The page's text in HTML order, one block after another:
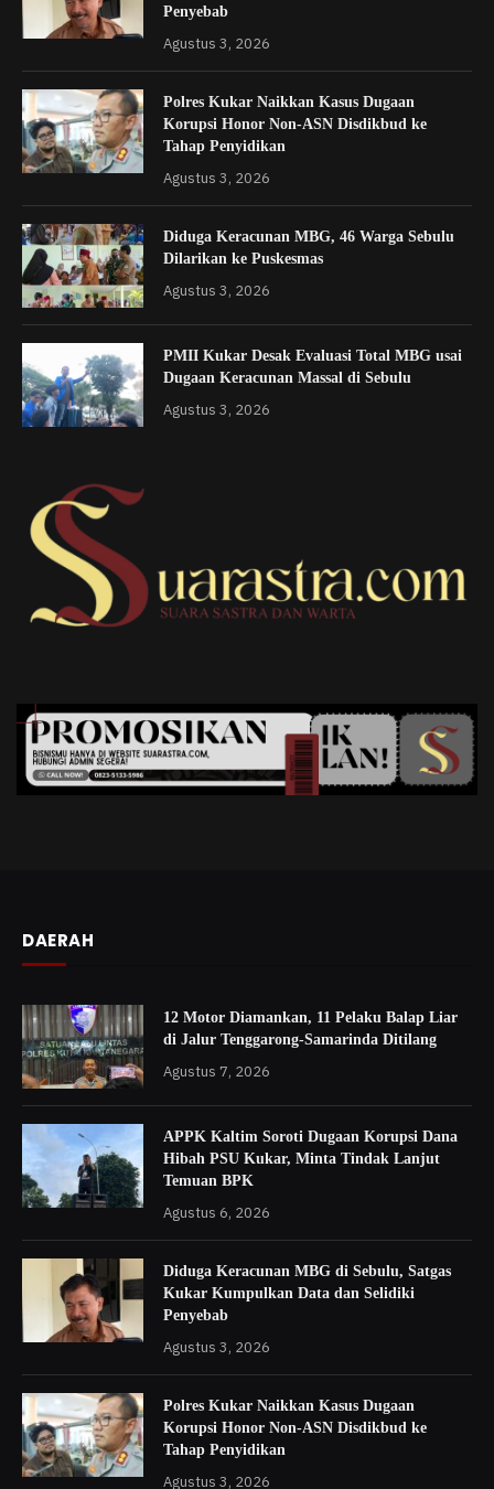
Penyebab
Agustus 3, 2026
Polres Kukar Naikkan Kasus Dugaan
Korupsi Honor Non-ASN Disdikbud ke
Tahap Penyidikan
Agustus 3, 2026
Diduga Keracunan MBG, 46 Warga Sebulu
Dilarikan ke Puskesmas
Agustus 3, 2026
PMII Kukar Desak Evaluasi Total MBG usai
Dugaan Keracunan Massal di Sebulu
Agustus 3, 2026
DAERAH
12 Motor Diamankan, 11 Pelaku Balap Liar
di Jalur Tenggarong-Samarinda Ditilang
Agustus 7, 2026
APPK Kaltim Soroti Dugaan Korupsi Dana
Hibah PSU Kukar, Minta Tindak Lanjut
Temuan BPK
Agustus 6, 2026
Diduga Keracunan MBG di Sebulu, Satgas
Kukar Kumpulkan Data dan Selidiki
Penyebab
Agustus 3, 2026
Polres Kukar Naikkan Kasus Dugaan
Korupsi Honor Non-ASN Disdikbud ke
Tahap Penyidikan
Agustus 3, 2026